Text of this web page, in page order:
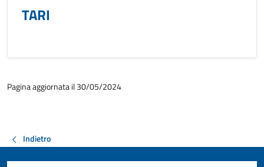
TARI
Pagina aggiornata il 30/05/2024
Indietro